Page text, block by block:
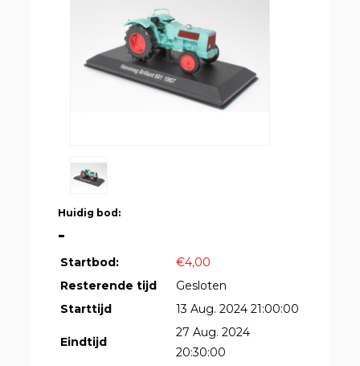
Huidig bod:
-
Startbod:
€4,00
Resterende tijd
Gesloten
Starttijd
13 Aug. 2024 21:00:00
Eindtijd
27 Aug. 2024
20:30:00